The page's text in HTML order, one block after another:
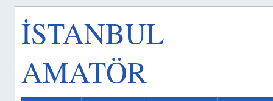
İSTANBUL
AMATÖR